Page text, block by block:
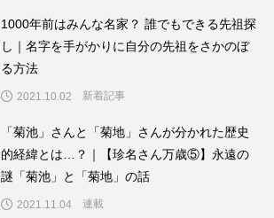
1000年前はみんな名家？ 誰でもできる先祖探
し｜名字を手がかりに自分の先祖をさかのぼ
る方法
2021.10.02 新着記事
「菊池」さんと「菊地」さんが分かれた歴史
的経緯とは…？｜【珍名さん万歳⑤】永遠の
謎「菊池」と「菊地」の話
2021.11.04 連載